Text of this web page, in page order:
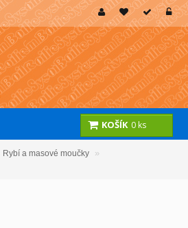
KOŠÍK 0 ks
Rybí a masové moučky »